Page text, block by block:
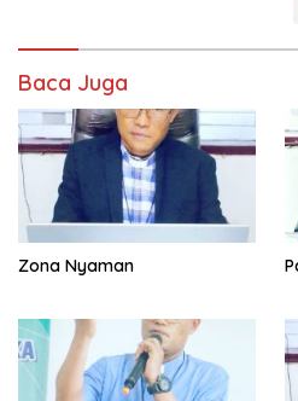
Baca Juga
Zona Nyaman